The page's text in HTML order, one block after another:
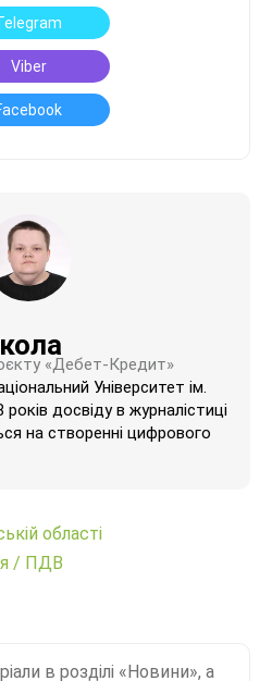
Viber
«Дебет-Кредит»
Університет ім.
досвіду в журналістиці
на створенні цифрового
області
/ ПДВ
в розділі «Новини», а